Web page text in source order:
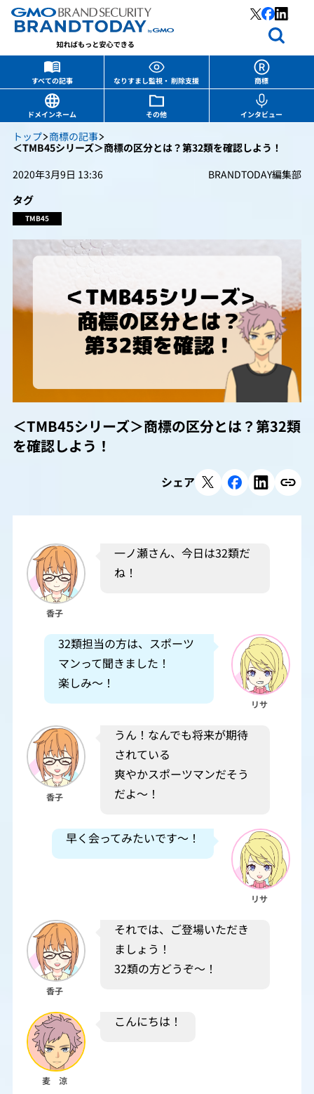
すべての記事 なりすまし監視・ 削除支援
商標
ドメインネーム
その他 インタビュー
トップ 商標の記事
＜TMB45シリーズ＞商標の区分とは？第32類を確認しよう！
2020年3月9日 13:36
BRANDTODAY編集部
タグ
TMB45
＜TMB45シリーズ＞商標の区分とは？第32類
を確認しよう！
シェア
香子
一ノ瀬さん、今日は32類だ
ね！
32類担当の方は、スポーツ
マンって聞きました！
楽しみ～！
リサ
香子
うん！なんでも将来が期待
されている
爽やかスポーツマンだそう
だよ～！
早く会ってみたいです～！
リサ
香子
それでは、ご登場いただき
ましょう！
32類の方どうぞ～！
麦 涼
こんにちは！